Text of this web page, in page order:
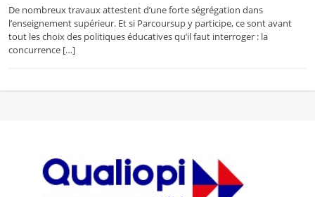
De nombreux travaux attestent d’une forte ségrégation dans
l’enseignement supérieur. Et si Parcoursup y participe, ce sont avant
tout les choix des politiques éducatives qu’il faut interroger : la
concurrence […]